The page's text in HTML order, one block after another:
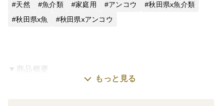
天然 魚介類 家庭用 アンコウ
秋田県x魚介類
秋田県x魚
秋田県xアンコウ
▼商品概要
もっと見る